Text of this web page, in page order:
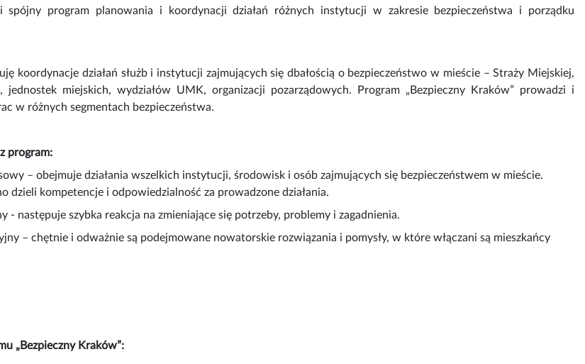
spójny program planowania i koordynacji działań różnych instytucji w zakresie bezpieczeństwa i porządku
koordynacje działań służb i instytucji zajmujących się dbałością o bezpieczeństwo w mieście – Straży Miejskiej,
jednostek miejskich, wydziałów UMK, organizacji pozarządowych. Program „Bezpieczny Kraków” prowadzi i
w różnych segmentach bezpieczeństwa.
program:
– obejmuje działania wszelkich instytucji, środowisk i osób zajmujących się bezpieczeństwem w mieście.
dzieli kompetencje i odpowiedzialność za prowadzone działania.
- następuje szybka reakcja na zmieniające się potrzeby, problemy i zagadnienia.
– chętnie i odważnie są podejmowane nowatorskie rozwiązania i pomysły, w które włączani są mieszkańcy
„Bezpieczny Kraków”: